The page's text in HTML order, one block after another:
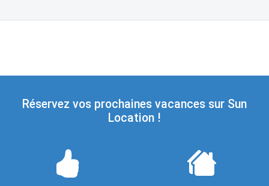
Réservez vos prochaines vacances sur Sun
Location !